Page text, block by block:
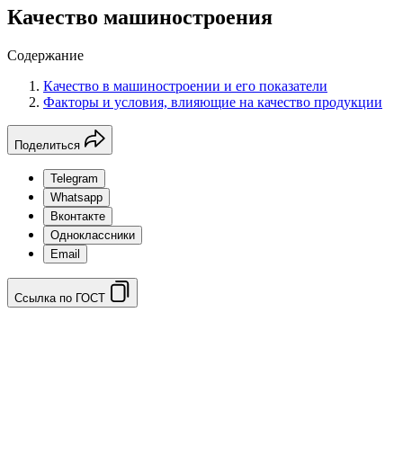
Качество машиностроения
Содержание
Качество в машиностроении и его показатели
Факторы и условия, влияющие на качество продукции
Поделиться
Telegram
Whatsapp
Вконтакте
Одноклассники
Email
Ссылка по ГОСТ